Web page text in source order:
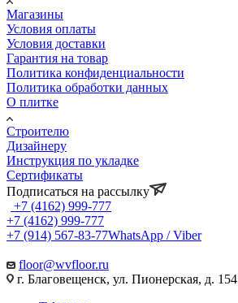
Магазины
Условия оплаты
Условия доставки
Гарантия на товар
Политика конфиденциальности
Политика обработки данных
О плитке
Строителю
Дизайнеру
Инструкция по укладке
Сертификаты
Подписаться на рассылку
+7 (4162) 999-777
+7 (4162) 999-777
+7 (914) 567-83-77WhatsApp / Viber
floor@wvfloor.ru
г. Благовещенск, ул. Пионерская, д. 154